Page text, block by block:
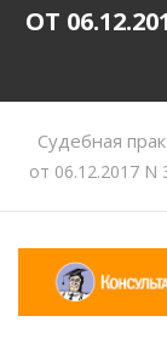
ОТ
Судебная
от 06.12.2017 N